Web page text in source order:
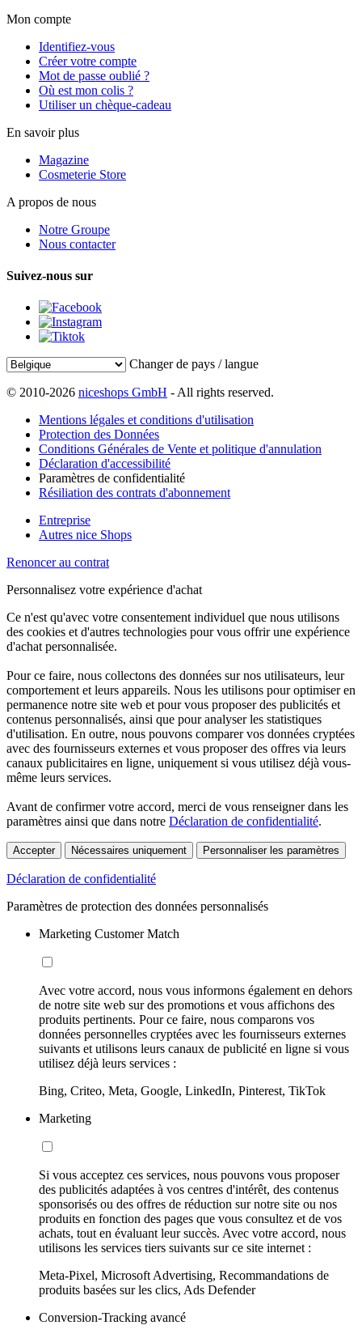
Mon compte
Identifiez-vous
Créer votre compte
Mot de passe oublié ?
Où est mon colis ?
Utiliser un chèque-cadeau
En savoir plus
Magazine
Cosmeterie Store
A propos de nous
Notre Groupe
Nous contacter
Suivez-nous sur
Changer de pays / langue
© 2010-2026 niceshops GmbH - All rights reserved.
Mentions légales et conditions d'utilisation
Protection des Données
Conditions Générales de Vente et politique d'annulation
Déclaration d'accessibilité
Paramètres de confidentialité
Résiliation des contrats d'abonnement
Entreprise
Autres nice Shops
Renoncer au contrat
Personnalisez votre expérience d'achat
Ce n'est qu'avec votre consentement individuel que nous utilisons
des cookies et d'autres technologies pour vous offrir une expérience
d'achat personnalisée.
Pour ce faire, nous collectons des données sur nos utilisateurs, leur
comportement et leurs appareils. Nous les utilisons pour optimiser en
permanence notre site web et pour vous proposer des publicités et
contenus personnalisés, ainsi que pour analyser les statistiques
d'utilisation. En outre, nous pouvons comparer vos données cryptées
avec des fournisseurs externes et vous proposer des offres via leurs
canaux publicitaires en ligne, uniquement si vous utilisez déjà vous-
même leurs services.
Avant de confirmer votre accord, merci de vous renseigner dans les
paramètres ainsi que dans notre Déclaration de confidentialité.
Accepter Nécessaires uniquement Personnaliser les paramètres
Déclaration de confidentialité
Paramètres de protection des données personnalisés
Marketing Customer Match
Avec votre accord, nous vous informons également en dehors
de notre site web sur des promotions et vous affichons des
produits pertinents. Pour ce faire, nous comparons vos
données personnelles cryptées avec les fournisseurs externes
suivants et utilisons leurs canaux de publicité en ligne si vous
utilisez déjà leurs services :
Bing, Criteo, Meta, Google, LinkedIn, Pinterest, TikTok
Marketing
Si vous acceptez ces services, nous pouvons vous proposer
des publicités adaptées à vos centres d'intérêt, des contenus
sponsorisés ou des offres de réduction sur notre site ou nos
produits en fonction des pages que vous consultez et de vos
achats, tout en évaluant leur succès. Avec votre accord, nous
utilisons les services tiers suivants sur ce site internet :
Meta-Pixel, Microsoft Advertising, Recommandations de
produits basées sur les clics, Ads Defender
Conversion-Tracking avancé